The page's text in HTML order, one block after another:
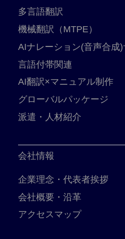
多言語翻訳
機械翻訳（MTPE）
AIナレーション(音声合成)
言語付帯関連
AI翻訳×マニュアル制作
グローバルパッケージ
派遣・人材紹介
会社情報
企業理念・代表者挨拶
会社概要・沿革
アクセスマップ